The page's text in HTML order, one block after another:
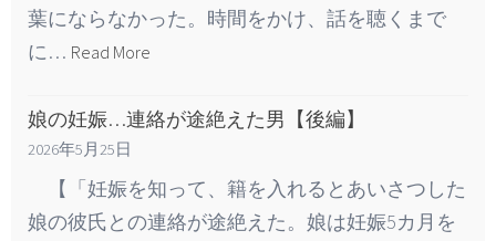
葉にならなかった。時間をかけ、話を聴くまで
に… Read More
娘の妊娠…連絡が途絶えた男【後編】
2026年5月25日
【「妊娠を知って、籍を入れるとあいさつした
娘の彼氏との連絡が途絶えた。娘は妊娠5カ月を